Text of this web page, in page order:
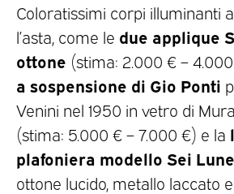
Coloratissimi corpi illuminanti
l’asta, come le due applique
ottone (stima: 2.000 € –
a sospensione di Gio Ponti
Venini nel 1950 in vetro di
(stima: 5.000 € – 7.000 €) e la
plafoniera modello Sei Lune
ottone lucido, metallo laccato